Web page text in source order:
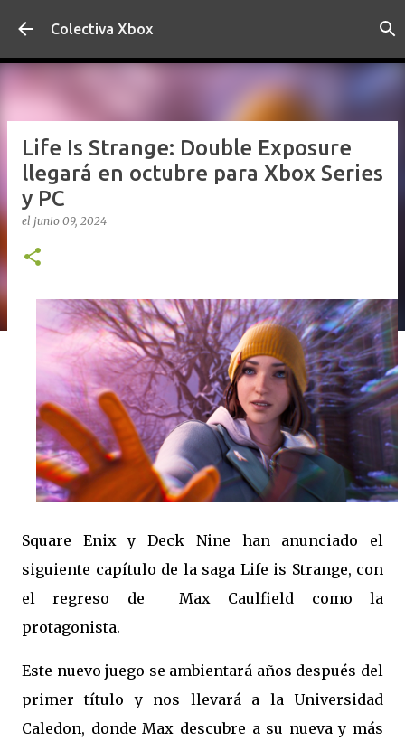
Ir al contenido principal
Colectiva Xbox
Life Is Strange: Double Exposure
llegará en octubre para Xbox Series
y PC
el junio 09, 2024
Square Enix y Deck Nine han anunciado el
siguiente capítulo de la saga Life is Strange, con
el regreso de Max Caulfield como la
protagonista.
Este nuevo juego se ambientará años después del
primer título y nos llevará a la Universidad
Caledon, donde Max descubre a su nueva y más